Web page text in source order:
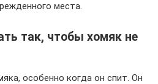
места.
так, чтобы хомяк не
особенно когда он спит. Он